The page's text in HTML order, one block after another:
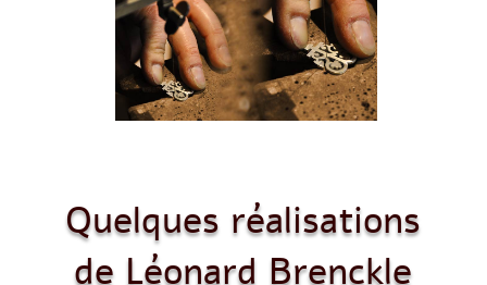
Quelques réalisations
de Léonard Brenckle